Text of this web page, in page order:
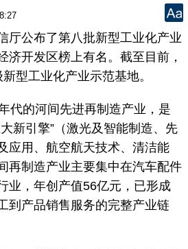
公布了第八批新型工业化产业
济开发区榜上有名。截至目前，
型工业化产业示范基地。
的河间先进再制造产业，是
新引擎”（激光及智能制造、先
应用、航空航天技术、清洁能
再制造产业主要集中在汽车配件
业，年创产值56亿元，已形成
到产品销售服务的完整产业链